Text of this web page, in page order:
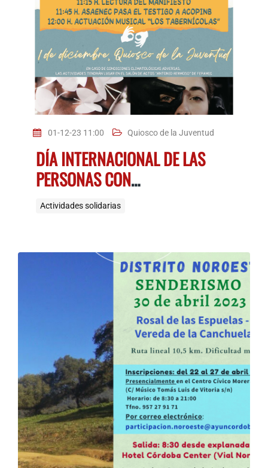
01-12-23 11:00 Quiosco de la Juventud
DÍA INTERNACIONAL DE LAS
PERSONAS CON
DISCAPACIDAD
Actividades solidarias